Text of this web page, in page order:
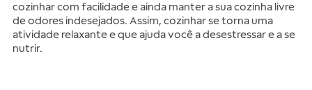
cozinhar com facilidade e ainda manter a sua cozinha livre
de odores indesejados. Assim, cozinhar se torna uma
atividade relaxante e que ajuda você a desestressar e a se
nutrir.